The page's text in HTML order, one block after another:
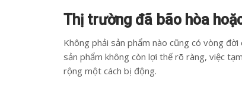
Thị trường đã bão hòa
Không phải sản phẩm nào cũng có vòng
sản phẩm không còn lợi thế rõ ràng, việc
rộng một cách bị động.